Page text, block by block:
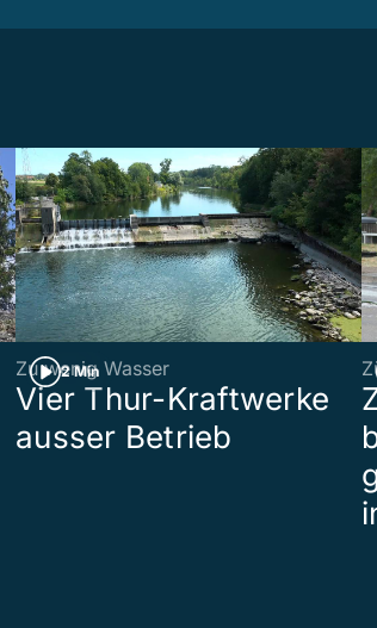
2 Min
Zu wenig Wasser
Vier Thur-Kraftwerke
ausser Betrieb